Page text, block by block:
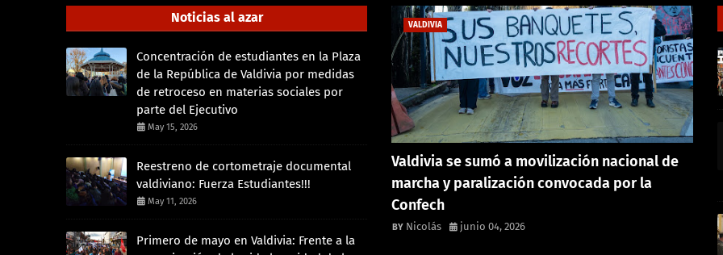
Noticias al azar
Concentración de estudiantes en la Plaza
de la República de Valdivia por medidas
de retroceso en materias sociales por
parte del Ejecutivo
May 15, 2026
Reestreno de cortometraje documental
valdiviano: Fuerza Estudiantes!!!
May 11, 2026
Primero de mayo en Valdivia: Frente a la
VALDIVIA
Valdivia se sumó a movilización nacional de
marcha y paralización convocada por la
Confech
Nicolás junio 04, 2026